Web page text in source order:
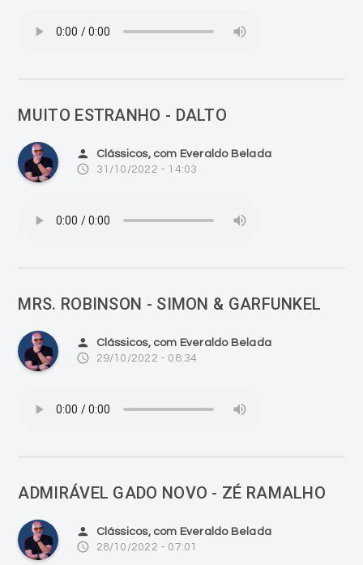
MUITO ESTRANHO - DALTO
person Clássicos, com Everaldo Belada
access_time 31/10/2022 - 14:03
MRS. ROBINSON - SIMON & GARFUNKEL
person Clássicos, com Everaldo Belada
access_time 29/10/2022 - 08:34
ADMIRÁVEL GADO NOVO - ZÉ RAMALHO
person Clássicos, com Everaldo Belada
access_time 28/10/2022 - 07:01